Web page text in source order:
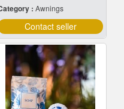
: Awnings
Contact seller